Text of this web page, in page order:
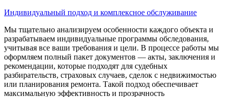
Индивидуальный подход и комплексное обслуживание
Мы тщательно анализируем особенности каждого объекта и
разрабатываем индивидуальные программы обследования,
учитывая все ваши требования и цели. В процессе работы мы
оформляем полный пакет документов — акты, заключения и
рекомендации, которые подходят для судебных
разбирательств, страховых случаев, сделок с недвижимостью
или планирования ремонта. Такой подход обеспечивает
максимальную эффективность и прозрачность